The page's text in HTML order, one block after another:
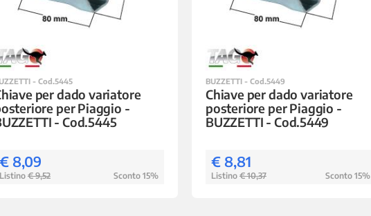
- Cod.5445
per dado variatore
per Piaggio -
- Cod.5445
€ 8,09
Listino € 9,52 Sconto 15%
BUZZETTI - Cod.5449
Chiave per dado variatore
posteriore per Piaggio -
BUZZETTI - Cod.5449
€ 8,81
Listino € 10,37 Sconto 15%